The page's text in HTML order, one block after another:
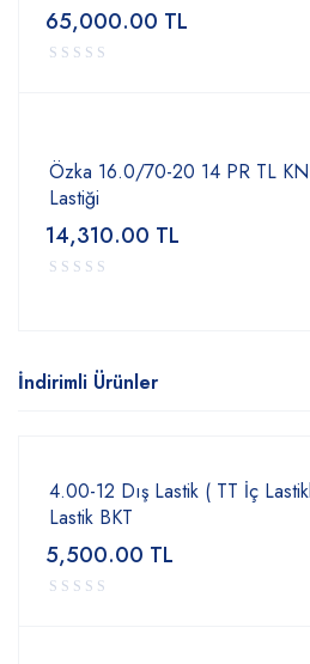
65,000.00 TL
Özka 16.0/70-20 14 PR TL
Lastiği
14,310.00 TL
İndirimli Ürünler
4.00-12 Dış Lastik ( TT İç
Lastik BKT
5,500.00 TL